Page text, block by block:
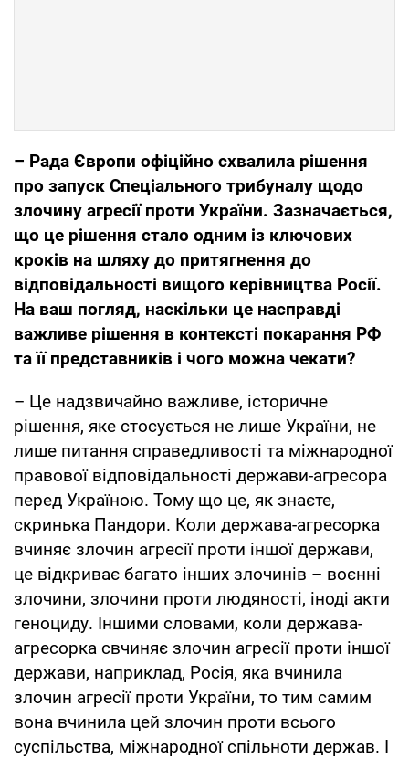
– Рада Європи офіційно схвалила рішення
про запуск Спеціального трибуналу щодо
злочину агресії проти України. Зазначається,
що це рішення стало одним із ключових
кроків на шляху до притягнення до
відповідальності вищого керівництва Росії.
На ваш погляд, наскільки це насправді
важливе рішення в контексті покарання РФ
та її представників і чого можна чекати?
– Це надзвичайно важливе, історичне
рішення, яке стосується не лише України, не
лише питання справедливості та міжнародної
правової відповідальності держави-агресора
перед Україною. Тому що це, як знаєте,
скринька Пандори. Коли держава-агресорка
вчиняє злочин агресії проти іншої держави,
це відкриває багато інших злочинів – воєнні
злочини, злочини проти людяності, іноді акти
геноциду. Іншими словами, коли держава-
агресорка свчиняє злочин агресії проти іншої
держави, наприклад, Росія, яка вчинила
злочин агресії проти України, то тим самим
вона вчинила цей злочин проти всього
суспільства, міжнародної спільноти держав. І